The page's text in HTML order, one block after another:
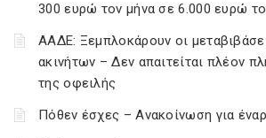
300 ευρώ τον μήνα σε 6.000 ευρώ
ΑΑΔΕ: Ξεμπλοκάρουν οι
ακινήτων – Δεν απαιτείται πλέον
της οφειλής
Πόθεν έσχες – Ανακοίνωση για